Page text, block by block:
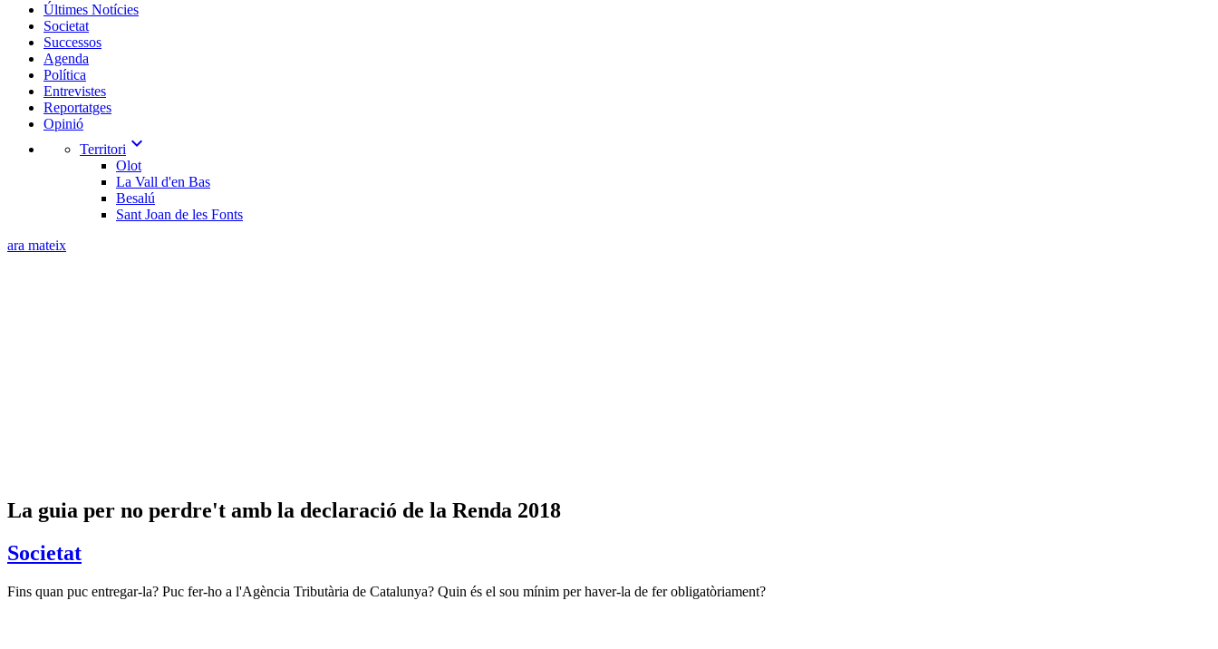
Últimes Notícies
Societat
Successos
Agenda
Política
Entrevistes
Reportatges
Opinió
Territori expand_more
Olot
La Vall d'en Bas
Besalú
Sant Joan de les Fonts
ara mateix
La guia per no perdre't amb la declaració de la Renda 2018
Societat
Fins quan puc entregar-la? Puc fer-ho a l'Agència Tributària de Catalunya? Quin és el sou mínim per haver-la de fer obligatòriament?